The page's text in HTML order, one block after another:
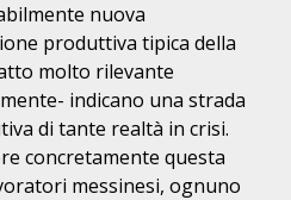
nuova
produttiva tipica della
molto rilevante
indicano una strada
di tante realtà in crisi.
concretamente questa
messinesi, ognuno